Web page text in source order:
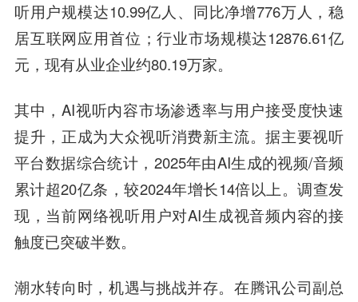
听用户规模达10.99亿人、同比净增776万人，稳
居互联网应用首位；行业市场规模达12876.61亿
元，现有从业企业约80.19万家。
其中，AI视听内容市场渗透率与用户接受度快速
提升，正成为大众视听消费新主流。据主要视听
平台数据综合统计，2025年由AI生成的视频/音频
累计超20亿条，较2024年增长14倍以上。调查发
现，当前网络视听用户对AI生成视音频内容的接
触度已突破半数。
潮水转向时，机遇与挑战并存。在腾讯公司副总